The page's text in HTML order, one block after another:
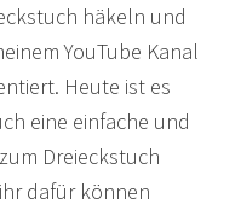
häkeln und
YouTube Kanal
Heute ist es
eine einfache und
Dreieckstuch
dafür können